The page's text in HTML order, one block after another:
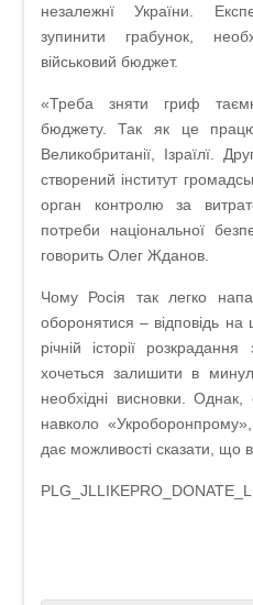
незалежнї України.
зупинити грабунок,
військовий бюджет.
«Треба зняти гриф
бюджету. Так як це
Великобританії, Ізраїлї.
створений інститут
орган контролю за
потреби національної
говорить Олег Жданов.
Чому Росія так легко
оборонятися – відповідь
річній історії
хочеться залишити в
необхідні висновки.
навколо
дає можливості сказати, що